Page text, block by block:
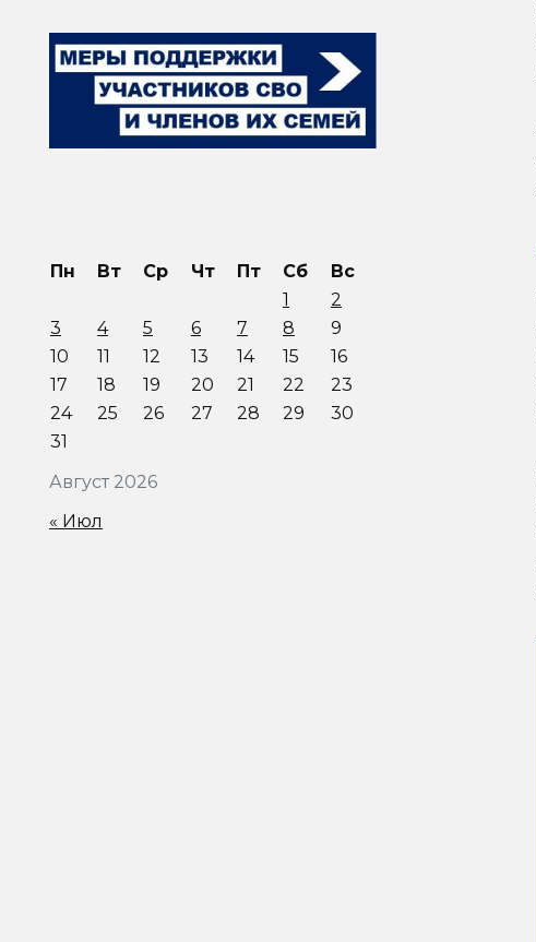
Август 2026
Пн Вт Ср Чт Пт Сб
Вс
1
2
3
4 5 6 7 8
9
10
11 12 13 14 15
16
17
18 19 20 21 22
23
24
25 26 27 28 29
30
31
« Июл